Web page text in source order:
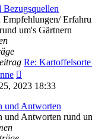
Bezugsquellen
Empfehlungen/
um's Gärtnern
Re:
Beitrag
2023 18:33
und Antworten
und Antworten rund